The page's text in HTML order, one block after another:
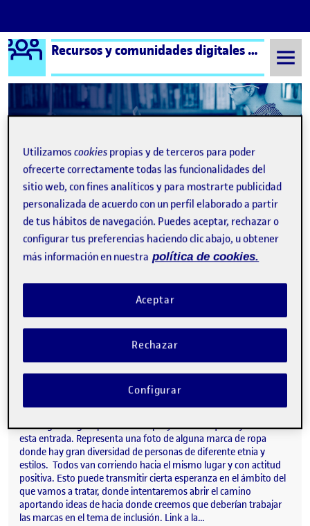
Saltar al contenido
Logo Ágora Recursos y comunidades digitales aula 3
Publicado porTrabajar la presencia en red
Publicado por
Pau Simón Caldentey
Visibilidad:
Pública- Fecha de publicación
9 Dic 2021 -comentarioen Trabajar la presencia en red
Al realizar el “egosurfing” no me he llevado ninguna sorpresa, ya
que de vez en cuando me entra la curiosidad y miro si hay alguna
novedad en relación con mi nombre en internet. Hoy en día mi
acaba el año quiero ponerme como propósito crear redes
sociales públicas donde poder colgar mis trabajos y los proyectos
que voy llevando a cabo. Creo que desde un punto de…
Publicado por Tablero con temática de diseño inclusivo
Teresa Maria Espinosa Vidal
La imagen elegida para nuestro proyecto es la que adjunto en
esta entrada. Representa una foto de alguna marca de ropa
donde hay gran diversidad de personas de diferente etnia y
estilos. Todos van corriendo hacia el mismo lugar y con actitud
positiva. Esto puede transmitir cierta esperanza en el ámbito del
que vamos a tratar, donde intentaremos abrir el camino
aportando ideas de hacia donde creemos que deberían trabajar
las marcas en el tema de inclusión. Link a la…
Utilizamoscookies propias y de terceros para poder
ofrecerte correctamente todas las funcionalidades del
sitio web, con fines analíticos y para mostrarte publicidad
personalizada de acuerdo con un perfil elaborado a partir
de tus hábitos de navegación. Puedes aceptar, rechazar o
configurar tus preferencias haciendo clic abajo, u obtener
más información en nuestra política de cookies.
Rechazar
Aceptar
Configurar